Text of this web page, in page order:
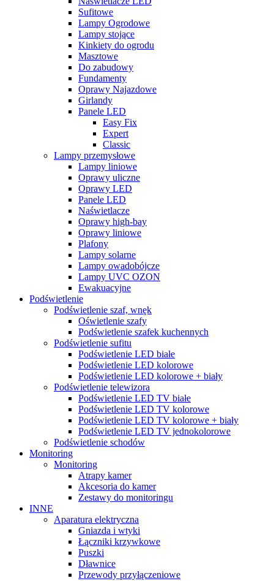
Sufitowe
Lampy Ogrodowe
Lampy stojące
Kinkiety do ogrodu
Masztowe
Do zabudowy
Fundamenty
Oprawy Najazdowe
Girlandy
Panele LED
Easy Fix
Expert
Classic
Lampy przemysłowe
Lampy liniowe
Oprawy uliczne
Oprawy LED
Panele LED
Naświetlacze
Oprawy high-bay
Oprawy liniowe
Plafony
Lampy solarne
Lampy owadobójcze
Lampy UVC OZON
Ewakuacyjne
Podświetlenie
Podświetlenie szaf, wnęk
Oświetlenie szafy
Podświetlenie szafek kuchennych
Podświetlenie sufitu
Podświetlenie LED białe
Podświetlenie LED kolorowe
Podświetlenie LED kolorowe + biały
Podświetlenie telewizora
Podświetlenie LED TV białe
Podświetlenie LED TV kolorowe
Podświetlenie LED TV kolorowe + biały
Podświetlenie LED TV jednokolorowe
Podświetlenie schodów
Monitoring
Monitoring
Atrapy kamer
Akcesoria do kamer
Zestawy do monitoringu
INNE
Aparatura elektryczna
Gniazda i wtyki
Łączniki krzywkowe
Puszki
Dławnice
Przewody przyłączeniowe